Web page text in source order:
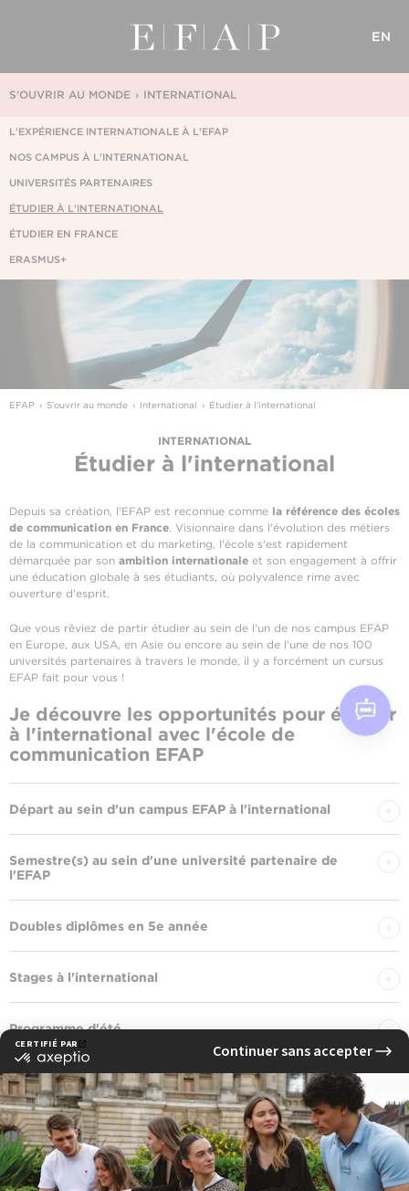
EN
INTERNATIONAL
S'OUVRIR AU MONDE
L'EXPÉRIENCE INTERNATIONALE À L'EFAP
NOS CAMPUS À L'INTERNATIONAL
UNIVERSITÉS PARTENAIRES
ÉTUDIER À L'INTERNATIONAL
ÉTUDIER EN FRANCE
ERASMUS+
EFAP S'ouvrir au monde International Étudier à l'international
INTERNATIONAL
Étudier à l'international
Depuis sa création, l'EFAP est reconnue comme la référence des écoles
de communication en France. Visionnaire dans l'évolution des métiers
de la communication et du marketing, l'école s'est rapidement
démarquée par son ambition internationale et son engagement à offrir
une éducation globale à ses étudiants, où polyvalence rime avec
ouverture d'esprit.
Que vous rêviez de partir étudier au sein de l'un de nos campus EFAP
en Europe, aux USA, en Asie ou encore au sein de l'une de nos 100
universités partenaires à travers le monde, il y a forcément un cursus
EFAP fait pour vous !
Je découvre les opportunités pour étudier
à l'international avec l'école de
communication EFAP
Départ au sein d'un campus EFAP à l'international
Semestre(s) au sein d'une université partenaire de
l'EFAP
Doubles diplômes en 5e année
Stages à l'international
Programme d'été
Contacter la Direction des Relations
Internationales :
INTERNATIONAL@EFAP.COM